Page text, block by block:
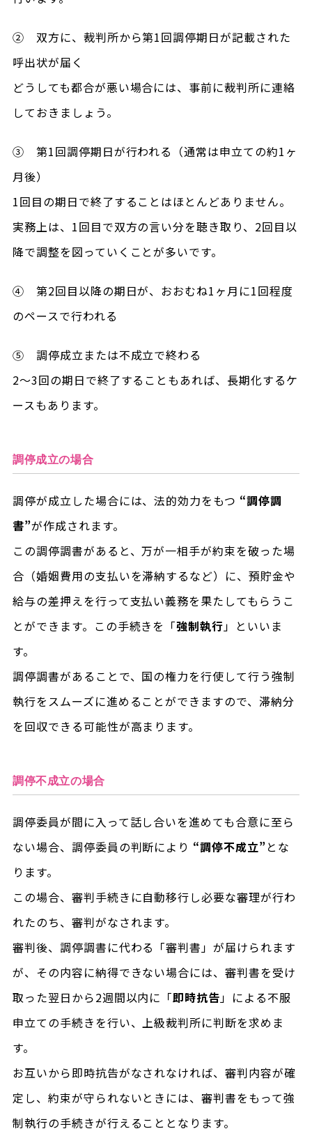
② 双方に、裁判所から第1回調停期日が記載された
呼出状が届く
どうしても都合が悪い場合には、事前に裁判所に連絡
しておきましょう。
③ 第1回調停期日が行われる（通常は申立ての約1ヶ
月後）
1回目の期日で終了することはほとんどありません。
実務上は、1回目で双方の言い分を聴き取り、2回目以
降で調整を図っていくことが多いです。
④ 第2回目以降の期日が、おおむね1ヶ月に1回程度
のペースで行われる
⑤ 調停成立または不成立で終わる
2～3回の期日で終了することもあれば、長期化するケ
ースもあります。
調停成立の場合
調停が成立した場合には、法的効力をもつ “調停調
書”が作成されます。
この調停調書があると、万が一相手が約束を破った場
合（婚姻費用の支払いを滞納するなど）に、預貯金や
給与の差押えを行って支払い義務を果たしてもらうこ
とができます。この手続きを「強制執行」といいま
す。
調停調書があることで、国の権力を行使して行う強制
執行をスムーズに進めることができますので、滞納分
を回収できる可能性が高まります。
調停不成立の場合
調停委員が間に入って話し合いを進めても合意に至ら
ない場合、調停委員の判断により “調停不成立”とな
ります。
この場合、審判手続きに自動移行し必要な審理が行わ
れたのち、審判がなされます。
審判後、調停調書に代わる「審判書」が届けられます
が、その内容に納得できない場合には、審判書を受け
取った翌日から2週間以内に「即時抗告」による不服
申立ての手続きを行い、上級裁判所に判断を求めま
す。
お互いから即時抗告がなされなければ、審判内容が確
定し、約束が守られないときには、審判書をもって強
制執行の手続きが行えることとなります。